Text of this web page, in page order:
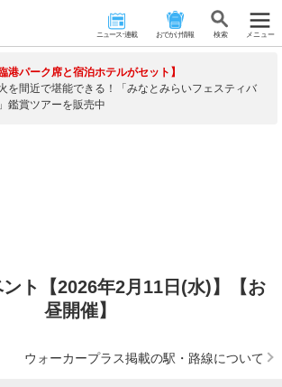
ニュース･連載 おでかけ情報 検 索 メニュー
臨港パーク席と宿泊ホテルがセット】
を間近で堪能できる！「みなとみらいフェスティバ
鑑賞ツアーを販売中
ト【2026年2月11日(水)】【お
昼開催】
ウォーカープラス掲載の駅・路線について